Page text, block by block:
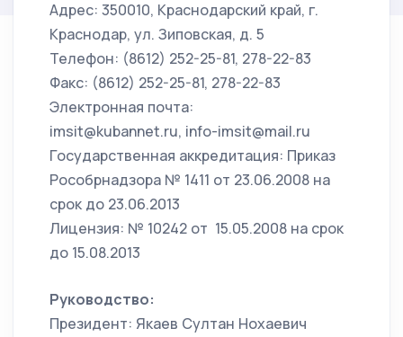
Адрес: 350010, Краснодарский край, г.
Краснодар, ул. Зиповская, д. 5
Телефон: (8612) 252-25-81, 278-22-83
Факс: (8612) 252-25-81, 278-22-83
Электронная почта:
imsit@kubannet.ru, info-imsit@mail.ru
Государственная аккредитация: Приказ
Рособрнадзора № 1411 от 23.06.2008 на
срок до 23.06.2013
Лицензия: № 10242 от 15.05.2008 на срок
до 15.08.2013
Руководство:
Президент: Якаев Султан Нохаевич